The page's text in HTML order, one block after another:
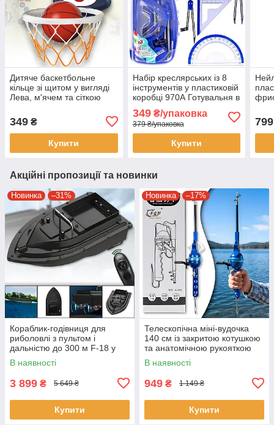
Дитяче баскетбольне
кільце зі щитом у вигляді
Лева, м'ячем та сіткою
349 ₴
Купити
Набір креслярських із 8
інструментів у пластиковій
коробці 970А Готувальня в
349₴/упаковка
379 ₴/упаковка
Купити
799
Акційні пропозиції та новинки
Новинка –31%
Кораблик-годівниця для
риболовлі з пультом і
дальністю до 300 м F-18 у
сумці
В наявності
3 899 ₴ 5 649 ₴
Купити
Новинка –17%
Телескопічна міні-вудочка
140 см із закритою котушкою
та анатомічною рукояткою
В наявності
949 ₴ 1 149 ₴
Купити